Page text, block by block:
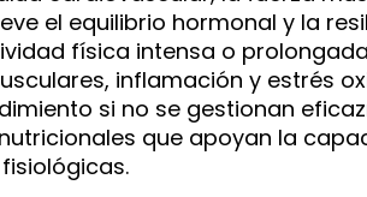
el equilibrio hormonal y la
física intensa o
inflamación y estrés
si no se gestionan
que apoyan la